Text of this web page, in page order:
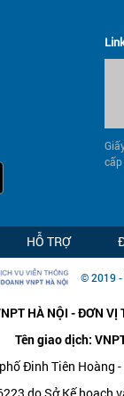
HỖ TRỢ
© 2019 -
HÀ NỘI - ĐƠN
Tên giao dịch:
Đinh Tiên Hoàng
do Sở Kế hoạch